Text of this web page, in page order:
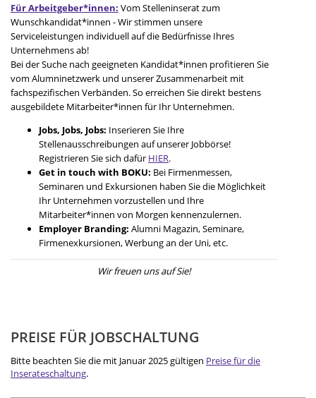
Für Arbeitgeber*innen: Vom Stelleninserat zum
Wunschkandidat*innen - Wir stimmen unsere
Serviceleistungen individuell auf die Bedürfnisse Ihres
Unternehmens ab!
Bei der Suche nach geeigneten Kandidat*innen profitieren Sie
vom Alumninetzwerk und unserer Zusammenarbeit mit
fachspezifischen Verbänden. So erreichen Sie direkt bestens
ausgebildete Mitarbeiter*innen für Ihr Unternehmen.
Jobs, Jobs, Jobs: Inserieren Sie Ihre
Stellenausschreibungen auf unserer Jobbörse!
Registrieren Sie sich dafür HIER.
Get in touch with BOKU: Bei Firmenmessen,
Seminaren und Exkursionen haben Sie die Möglichkeit
Ihr Unternehmen vorzustellen und Ihre
Mitarbeiter*innen von Morgen kennenzulernen.
Employer Branding: Alumni Magazin, Seminare,
Firmenexkursionen, Werbung an der Uni, etc.
Wir freuen uns auf Sie!
PREISE FÜR JOBSCHALTUNG
Bitte beachten Sie die mit Januar 2025 gültigen Preise für die
Inserateschaltung.